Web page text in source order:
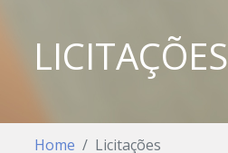
LICITAÇÕES
Home Licitações